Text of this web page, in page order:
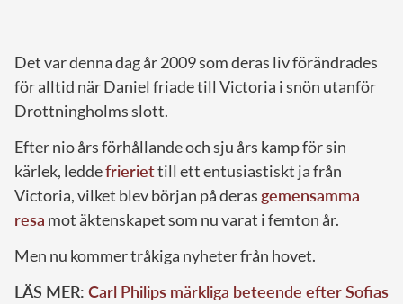
Det var denna dag år 2009 som deras liv förändrades
för alltid när Daniel friade till Victoria i snön utanför
Drottningholms slott.
Efter nio års förhållande och sju års kamp för sin
kärlek, leddefrieriettill ett entusiastiskt ja från
Victoria, vilket blev början på deras gemensamma
resa mot äktenskapet som nu varat i femton år.
Men nu kommer tråkiga nyheter från hovet.
LÄS MER: Carl Philips märkliga beteende efter Sofias